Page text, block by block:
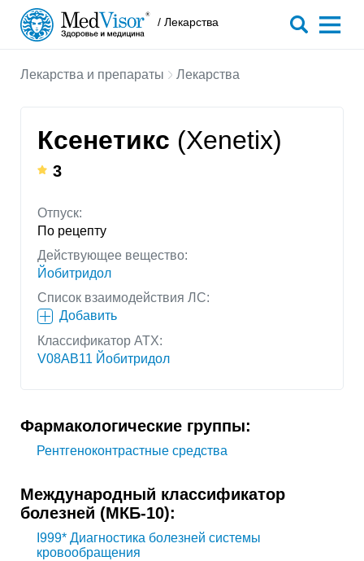
/ Лекарства
Лекарства и препараты Лекарства
Ксенетикс (Xenetix)
3
Отпуск:
По рецепту
Действующее вещество:
Йобитридол
Список взаимодействия ЛС:
Добавить
Классификатор АТХ:
V08AB11 Йобитридол
Фармакологические группы:
Рентгеноконтрастные средства
Международный классификатор
болезней (МКБ-10):
I999* Диагностика болезней системы
кровообращения